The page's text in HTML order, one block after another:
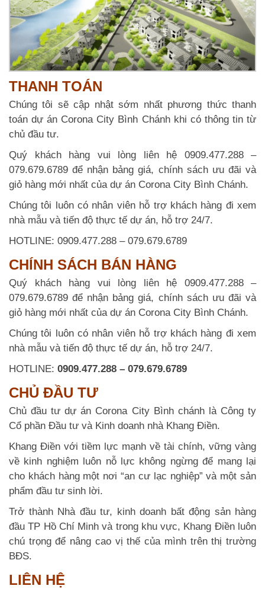
THANH TOÁN
Chúng tôi sẽ cập nhật sớm nhất phương thức thanh
toán dự án Corona City Bình Chánh khi có thông tin từ
chủ đầu tư.
Quý khách hàng vui lòng liên hệ 0909.477.288 –
079.679.6789 để nhận bảng giá, chính sách ưu đãi và
giỏ hàng mới nhất của dự án Corona City Bình Chánh.
Chúng tôi luôn có nhân viên hỗ trợ khách hàng đi xem
nhà mẫu và tiến độ thực tế dự án, hỗ trợ 24/7.
HOTLINE: 0909.477.288 – 079.679.6789
CHÍNH SÁCH BÁN HÀNG
Quý khách hàng vui lòng liên hệ 0909.477.288 –
079.679.6789 để nhận bảng giá, chính sách ưu đãi và
giỏ hàng mới nhất của dự án Corona City Bình Chánh.
Chúng tôi luôn có nhân viên hỗ trợ khách hàng đi xem
nhà mẫu và tiến độ thực tế dự án, hỗ trợ 24/7.
HOTLINE: 0909.477.288 – 079.679.6789
CHỦ ĐẦU TƯ
Chủ đầu tư dự án Corona City Bình chánh là Công ty
Cổ phần Đầu tư và Kinh doanh nhà Khang Điền.
Khang Điền với tiềm lực mạnh về tài chính, vững vàng
về kinh nghiệm luôn nỗ lực không ngừng để mang lại
cho khách hàng một nơi “an cư lạc nghiệp” và một sản
phẩm đầu tư sinh lời.
Trở thành Nhà đầu tư, kinh doanh bất động sản hàng
đầu TP Hồ Chí Minh và trong khu vực, Khang Điền luôn
chú trọng để nâng cao vị thế của mình trên thị trường
BĐS.
LIÊN HỆ